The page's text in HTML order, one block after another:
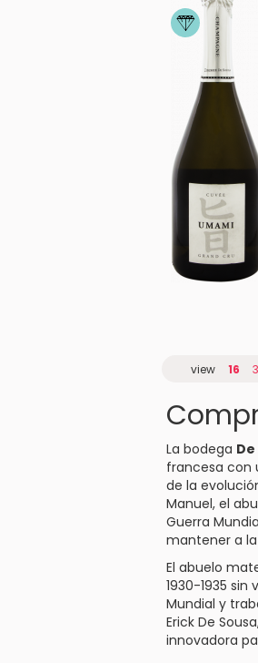
view 16
La bodega
francesa con
de la
Manuel, el
Guerra
mantener a
El abuelo
1930-1935
Mundial y
Erick De
innovadora